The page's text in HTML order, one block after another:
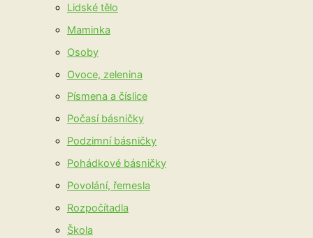
Lidské tělo
Maminka
Osoby
Ovoce, zelenina
Písmena a číslice
Počasí básničky
Podzimní básničky
Pohádkové básničky
Povolání, řemesla
Rozpočítadla
Škola